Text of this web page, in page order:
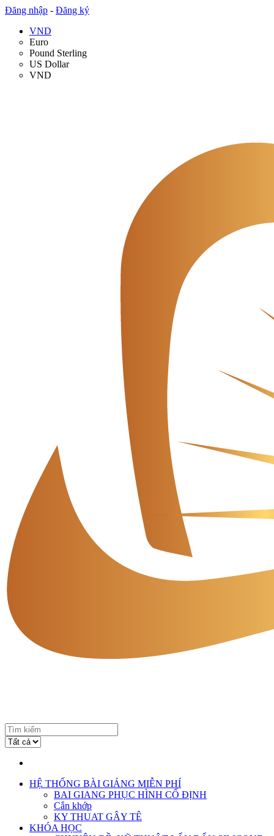
Đăng nhập - Đăng ký
VND
Euro
Pound Sterling
US Dollar
VND
HỆ THỐNG BÀI GIẢNG MIỄN PHÍ
BAI GIANG PHỤC HÌNH CỐ ĐỊNH
Cắn khớp
KY THUAT GÂY TÊ
KHÓA HỌC